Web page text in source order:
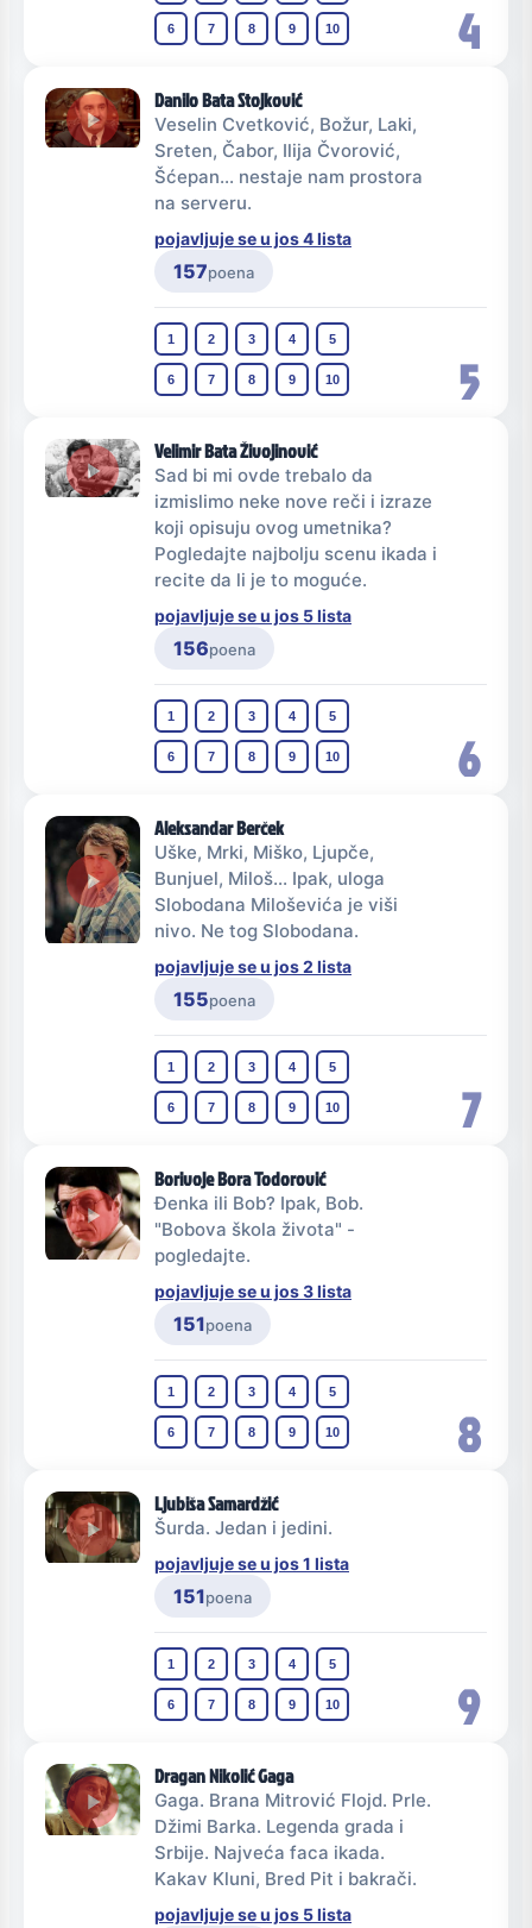
4
6 7 8 9 10
5
Danilo Bata Stojković
Veselin Cvetković, Božur, Laki,
Sreten, Čabor, Ilija Čvorović,
Šćepan... nestaje nam prostora
na serveru.
pojavljuje se u jos 4 lista
157poena
1 2 3 4 5
6 7 8 9 10
6
Velimir Bata Živojinović
Sad bi mi ovde trebalo da
izmislimo neke nove reči i izraze
koji opisuju ovog umetnika?
Pogledajte najbolju scenu ikada i
recite da li je to moguće.
pojavljuje se u jos 5 lista
156poena
1 2 3 4 5
6 7 8 9 10
7
Aleksandar Berček
Uške, Mrki, Miško, Ljupče,
Bunjuel, Miloš... Ipak, uloga
Slobodana Miloševića je viši
nivo. Ne tog Slobodana.
pojavljuje se u jos 2 lista
155poena
1 2 3 4 5
6 7 8 9 10
8
Borivoje Bora Todorović
Đenka ili Bob? Ipak, Bob.
"Bobova škola života" -
pogledajte.
pojavljuje se u jos 3 lista
151poena
1 2 3 4 5
6 7 8 9 10
9
Ljubiša Samardžić
Šurda. Jedan i jedini.
pojavljuje se u jos 1 lista
151poena
1 2 3 4 5
6 7 8 9 10
Dragan Nikolić Gaga
Gaga. Brana Mitrović Flojd. Prle.
Džimi Barka. Legenda grada i
Srbije. Najveća faca ikada.
Kakav Kluni, Bred Pit i bakrači.
pojavljuje se u jos 5 lista